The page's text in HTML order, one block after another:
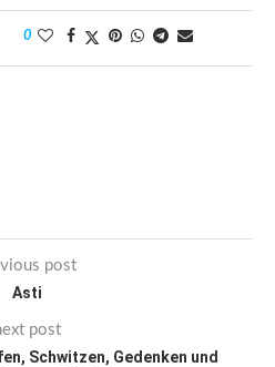
0
post
Asti
post
Schwitzen, Gedenken und